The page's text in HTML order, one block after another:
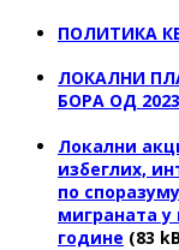
ПОЛИТИКА
ЛОКАЛНИ
БОРА ОД
Локални
избеглих,
по
миграната у
године (83